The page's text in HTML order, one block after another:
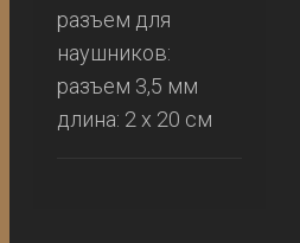
разъем для
наушников:
разъем 3,5 мм
длина: 2 х 20 см